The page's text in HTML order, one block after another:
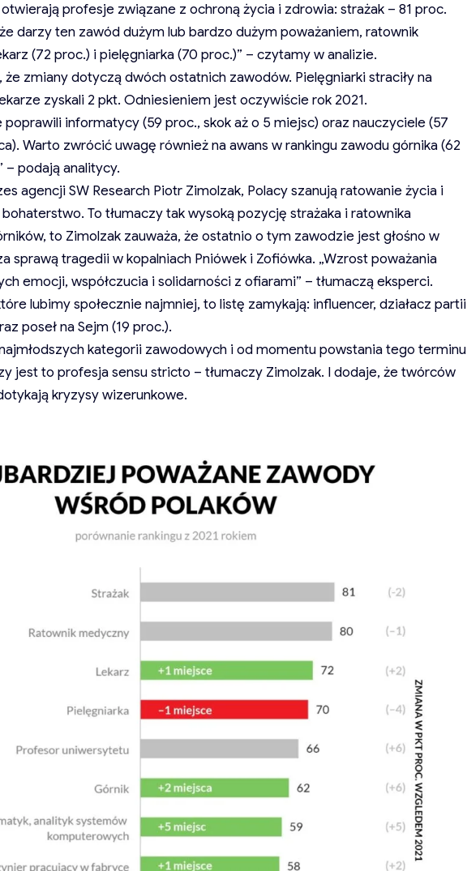
profesje związane z ochroną życia i zdrowia: strażak – 81 proc.
darzy ten zawód dużym lub bardzo dużym poważaniem, ratownik
(72 proc.) i pielęgniarka (70 proc.)” – czytamy w analizie.
zmiany dotyczą dwóch ostatnich zawodów. Pielęgniarki straciły na
zyskali 2 pkt. Odniesieniem jest oczywiście rok 2021.
informatycy (59 proc., skok aż o 5 miejsc) oraz nauczyciele (57
Warto zwrócić uwagę również na awans w rankingu zawodu górnika (62
– podają analitycy.
agencji SW Research Piotr Zimolzak, Polacy szanują ratowanie życia i
To tłumaczy tak wysoką pozycję strażaka i ratownika
to Zimolzak zauważa, że ostatnio o tym zawodzie jest głośno w
sprawą tragedii w kopalniach Pniówek i Zofiówka. „Wzrost poważania
emocji, współczucia i solidarności z ofiarami” – tłumaczą eksperci.
lubimy społecznie najmniej, to listę zamykają: influencer, działacz partii
poseł na Sejm (19 proc.).
kategorii zawodowych i od momentu powstania tego terminu
jest to profesja sensu stricto – tłumaczy Zimolzak. I dodaje, że twórców
kryzysy wizerunkowe.